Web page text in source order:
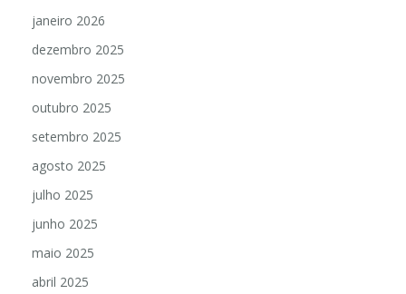
janeiro 2026
dezembro 2025
novembro 2025
outubro 2025
setembro 2025
agosto 2025
julho 2025
junho 2025
maio 2025
abril 2025